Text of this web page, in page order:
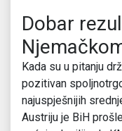
Dobar
Kada su u pitanju
pozitivan
najuspješnijih
Austriju je BiH